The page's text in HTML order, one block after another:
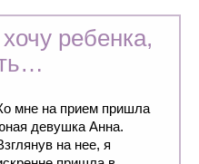
ребенка,
мне на прием пришла
девушка Анна.
на нее, я